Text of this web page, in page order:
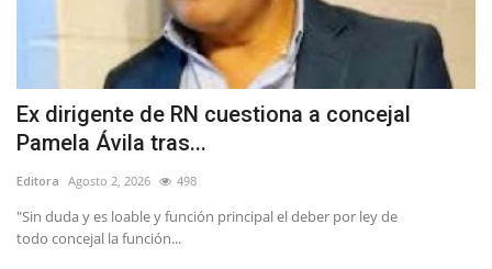
Ex dirigente de RN cuestiona a concejal
Pamela Ávila tras...
Editora Agosto 2, 2026 498
"Sin duda y es loable y función principal el deber por ley de
todo concejal la función...